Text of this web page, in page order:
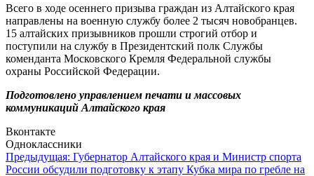
Всего в ходе осеннего призыва граждан из Алтайского края
направлены на военную службу более 2 тысяч новобранцев.
15 алтайских призывников прошли строгий отбор и
поступили на службу в Президентский полк Службы
коменданта Московского Кремля Федеральной службы
охраны Российской Федерации.
Подготовлено управлением печати и массовых
коммуникаций Алтайского края
Вконтакте
Одноклассники
Навигация
Предыдущая: Губернатор Алтайского края и Министр спорта
России обсудили подготовку к этапу Кубка мира по гребле на